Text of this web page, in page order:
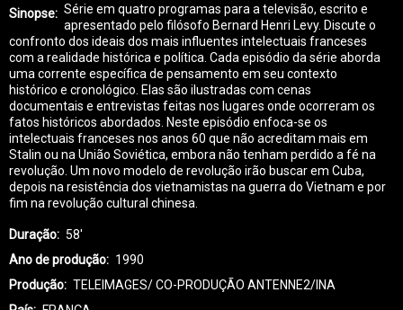
Sinopse
Série em quatro programas para a televisão, escrito e
apresentado pelo filósofo Bernard Henri Levy. Discute o
confronto dos ideais dos mais influentes intelectuais franceses
com a realidade histórica e política. Cada episódio da série aborda
uma corrente específica de pensamento em seu contexto
histórico e cronológico. Elas são ilustradas com cenas
documentais e entrevistas feitas nos lugares onde ocorreram os
fatos históricos abordados. Neste episódio enfoca-se os
intelectuais franceses nos anos 60 que não acreditam mais em
Stalin ou na União Soviética, embora não tenham perdido a fé na
revolução. Um novo modelo de revolução irão buscar em Cuba,
depois na resistência dos vietnamistas na guerra do Vietnam e por
fim na revolução cultural chinesa.
Duração
58'
Ano de produção
1990
Produção
TELEIMAGES/ CO-PRODUÇÃO ANTENNE2/INA